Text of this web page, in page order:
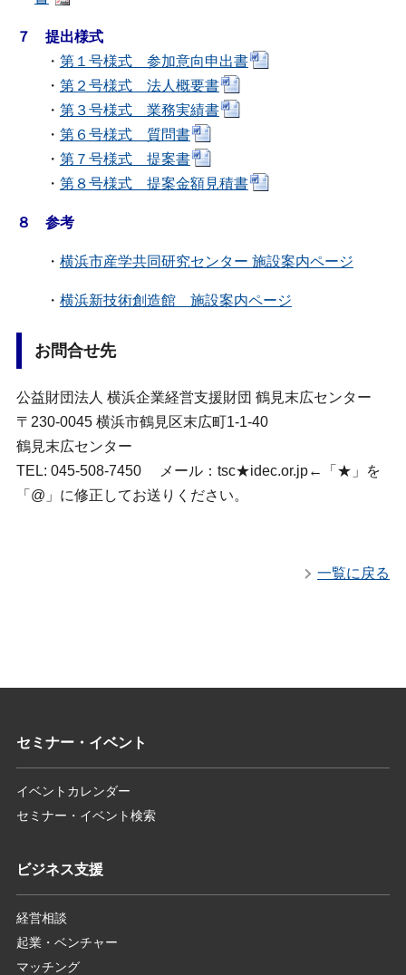
７ 提出様式
・ 第１号様式 参加意向申出書
・ 第２号様式 法人概要書
・ 第３号様式 業務実績書
・ 第６号様式 質問書
・ 第７号様式 提案書
・ 第８号様式 提案金額見積書
８ 参考
・ 横浜市産学共同研究センター 施設案内ページ
・ 横浜新技術創造館 施設案内ページ
お問合せ先
公益財団法人 横浜企業経営支援財団 鶴見末広センター
〒230-0045 横浜市鶴見区末広町1-1-40
鶴見末広センター
TEL: 045-508-7450 メール：tsc★idec.or.jp←「★」を
「@」に修正してお送りください。
一覧に戻る
セミナー・イベント
イベントカレンダー
セミナー・イベント検索
ビジネス支援
経営相談
起業・ベンチャー
マッチング